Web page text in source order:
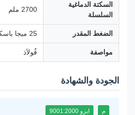
السكتة الدماغية
السلسلة
2700 ملم
الضغط المقدر 25 ميجا باسكال
مواصفة فُولاَذ
الجودة والشهادة
م ايزو 9001:2000